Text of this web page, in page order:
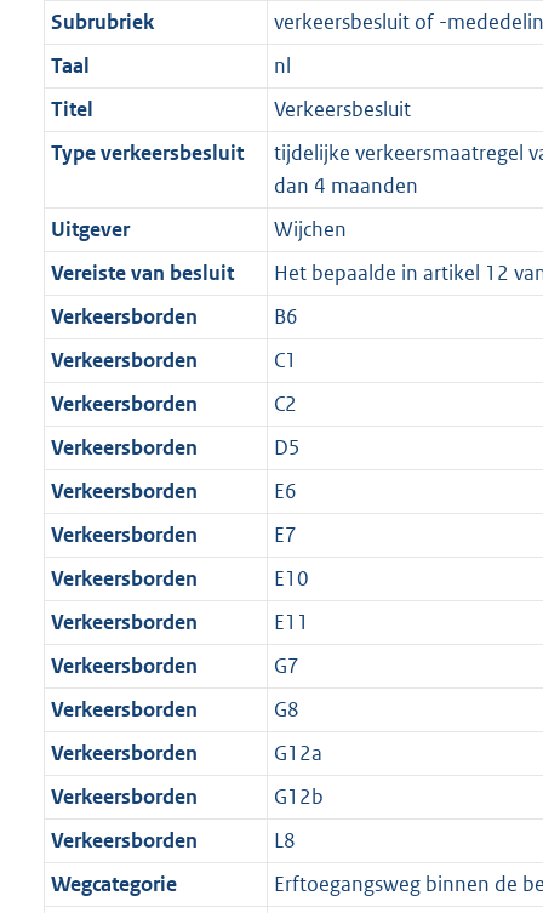
Subrubriek
verkeersbesluit of -
Taal
nl
Titel
Verkeersbesluit
Type verkeersbesluit
tijdelijke verkeersmaatregel
dan 4 maanden
Uitgever
Wijchen
Vereiste van besluit
Het bepaalde in artikel 12
Verkeersborden
B6
Verkeersborden
C1
Verkeersborden
C2
Verkeersborden
D5
Verkeersborden
E6
Verkeersborden
E7
Verkeersborden
E10
Verkeersborden
E11
Verkeersborden
G7
Verkeersborden
G8
Verkeersborden
G12a
Verkeersborden
G12b
Verkeersborden
L8
Wegcategorie
Erftoegangsweg binnen de